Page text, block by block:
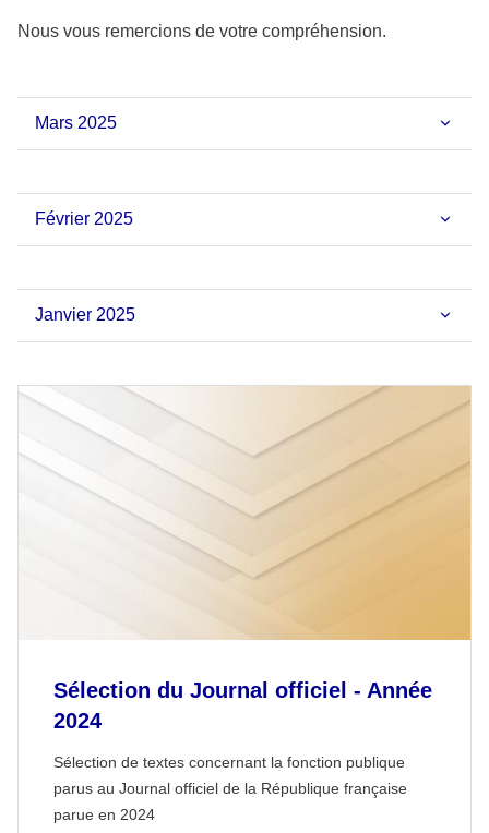
Nous vous remercions de votre compréhension.
Mars 2025
Février 2025
Janvier 2025
Sélection du Journal officiel - Année
2024
Sélection de textes concernant la fonction publique
parus au Journal officiel de la République française
parue en 2024